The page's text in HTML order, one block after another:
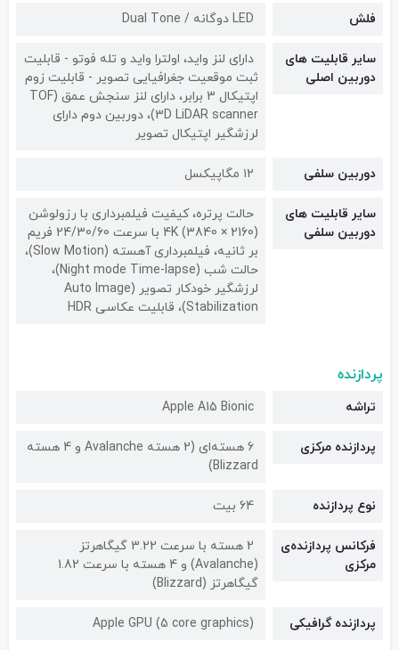
فلش LED دوگانه / Dual Tone
سایر قابلیت های
دوربین اصلی
دارای لنز واید، اولترا واید و تله فوتو - قابلیت
ثبت موقعیت جغرافیایی تصویر - قابلیت زوم
اپتیکال 3 برابر، دارای لنز سنجش عمق (TOF
3D LiDAR scanner)، دوربین دوم دارای
لرزشگیر اپتیکال تصویر
دوربین سلفی ۱۲ مگاپیکسل
سایر قابلیت های
دوربین سلفی
حالت پرتره، کیفیت فیلمبرداری با رزولوشن
(2160 × 3840) 4K با سرعت 24/30/60 فریم
بر ثانیه، فیلمبرداری آهسته (Slow Motion)،
حالت شب (Night mode Time-lapse)،
لرزشگیر خودکار تصویر (Auto Image
Stabilization)، قابلیت عکاسی HDR
پردازنده
تراشه Apple A15 Bionic
پردازنده مرکزی
6 هسته‌ای (2 هسته Avalanche و 4 هسته
Blizzard)
نوع پردازنده 64 بیت
فرکانس پردازنده‌ی
مرکزی
2 هسته با سرعت 3.22 گیگاهرتز
(Avalanche) و 4 هسته با سرعت 1.82
گیگاهرتز (Blizzard)
پردازنده گرافیکی Apple GPU (5 core graphics)